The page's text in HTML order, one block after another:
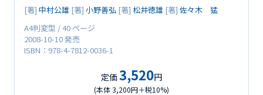
[著] 中村公雄 [著] 小野善弘 [著] 松井徳雄 [著] 佐々木 猛
A4判変型 / 40 ページ
2008-10-10 発売
ISBN：978-4-7812-0036-1
定価 3,520円
(本体 3,200円＋税10%)